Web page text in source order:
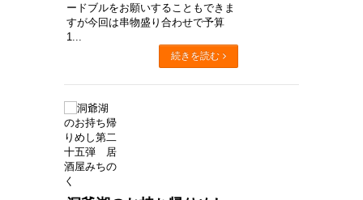
ードブルをお願いすることもできま
すが今回は串物盛り合わせで予算
1...
続きを読む